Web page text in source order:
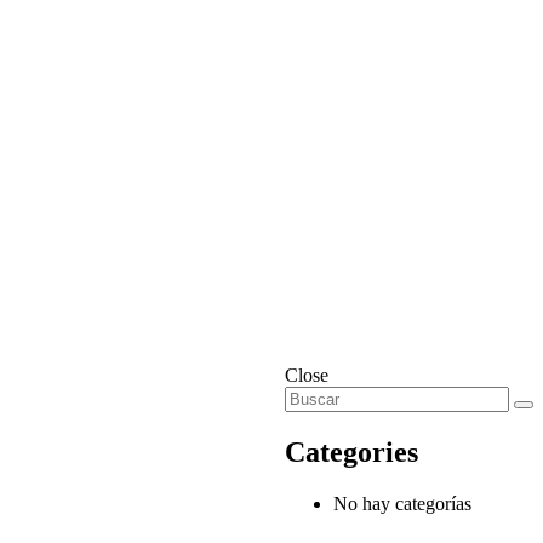
Close
Categories
No hay categorías